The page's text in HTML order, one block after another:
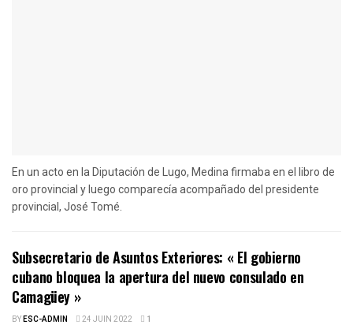
En un acto en la Diputación de Lugo, Medina firmaba en el libro de
oro provincial y luego comparecía acompañado del presidente
provincial, José Tomé.
Subsecretario de Asuntos Exteriores: « El gobierno
cubano bloquea la apertura del nuevo consulado en
Camagüey »
BYESC-ADMIN 24 JUIN 2022 1